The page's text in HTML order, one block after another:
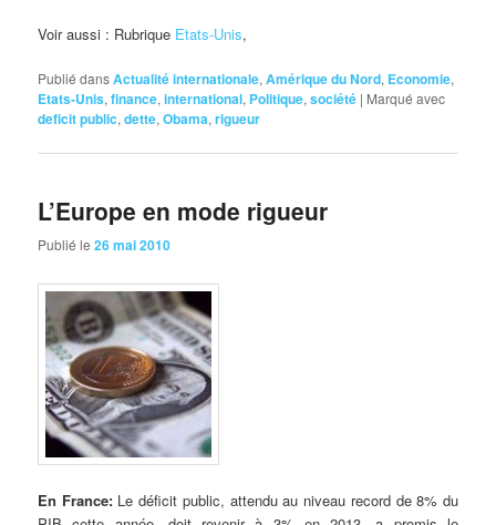
Voir aussi : Rubrique Etats-Unis,
Publié dansActualité internationale,Amérique du Nord, Economie,
Etats-Unis,finance,international, Politique,société | Marqué avec
deficit public,dette,Obama,rigueur
L’Europe en mode rigueur
Publié le26 mai 2010
En France:Le déficit public, attendu au niveau record de 8% du